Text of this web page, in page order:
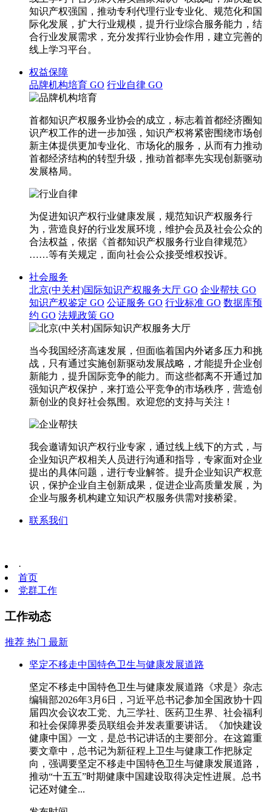
知识产权强国，推动专利代理行业专业化、规范化和国
际化发展，扩大行业规模，提升行业综合服务能力，结
合行业发展需求，充分发挥行业协会作用，建立完善的
线上学习平台。
权益保障
品牌机构培育 GO 行业自律 GO
首都知识产权服务业协会的成立，标志着首都经济圈知
识产权工作的进一步加强，知识产权将紧密围绕市场创
新主体提供更加专业化、市场化的服务，从而有力推动
首都经济结构的转型升级，推动首都率先实现创新驱动
发展格局。
为促进知识产权行业健康发展，规范知识产权服务行
为，营造良好的行业发展环境，维护会员及社会公众的
合法权益，依据《首都知识产权服务行业自律规范》
……等有关规定，面向社会公众接受维权投诉。
社会服务
北京(中关村)国际知识产权服务大厅 GO 企业帮扶 GO
知识产权鉴定 GO 公证服务 GO 行业标准 GO 数据库预
约 GO 法规政策 GO
当今我国经济高速发展，但面临着国内外诸多压力和挑
战，只有通过实施创新驱动发展战略，才能提升企业创
新能力，提升国际竞争的能力。而这些都离不开通过加
强知识产权保护，来打造公平竞争的市场秩序，营造创
新创业的良好社会氛围。欢迎您的支持与关注！
我会邀请知识产权行业专家，通过线上线下的方式，与
企业知识产权相关人员进行沟通和指导，专家面对企业
提出的具体问题，进行专业解答。提升企业知识产权意
识，保护企业自主创新成果，促进企业高质量发展，为
企业与服务机构建立知识产权服务供需对接桥梁。
联系我们
·
首页
党群工作
工作动态
推荐 热门 最新
坚定不移走中国特色卫生与健康发展道路
坚定不移走中国特色卫生与健康发展道路《求是》杂志
编辑部2026年3月6日，习近平总书记参加全国政协十四
届四次会议农工党、九三学社、医药卫生界、社会福利
和社会保障界委员联组会并发表重要讲话。《加快建设
健康中国》一文，是总书记讲话的主要部分。在这篇重
要文章中，总书记为新征程上卫生与健康工作把脉定
向，强调要坚定不移走中国特色卫生与健康发展道路，
推动“十五五”时期健康中国建设取得决定性进展。总书
记还对健全...